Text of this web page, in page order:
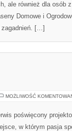
ale również dla osób
Domowe i
zagadnień. […]
MOŻLIWOŚĆ
poświęcony
w którym pasja